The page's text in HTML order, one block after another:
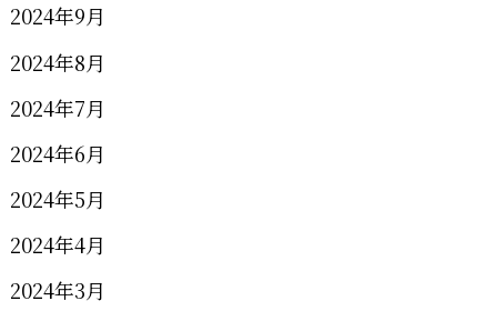
2024年9月
2024年8月
2024年7月
2024年6月
2024年5月
2024年4月
2024年3月